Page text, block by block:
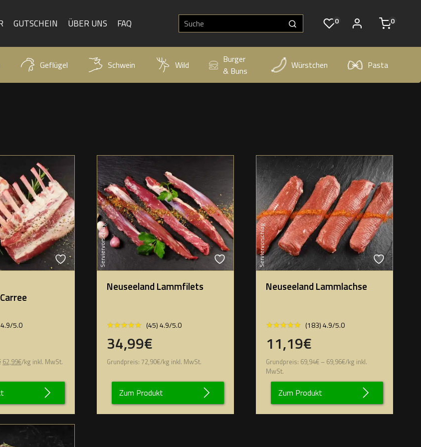
GUTSCHEIN ÜBER UNS FAQ 0 0
Geflügel Schwein Wild
Burger
& Buns
Würstchen Pasta
5.0
Ursprünglicher
war:
69,99€
62,99€Aktueller
ist:
/kg inkl. MwSt.
Serviervorschlag
Neuseeland Lammfilets
★★★★★
★★★★★ (45) 4.9/5.0
34,99€
Grundpreis: 72,90€/kg inkl. MwSt.
Zum Produkt
Serviervorschlag
Neuseeland Lammlachse
★★★★★
★★★★★ (183) 4.9/5.0
11,19€
Grundpreis: 69,94€ – 69,96€/kg inkl.
MwSt.
Zum Produkt